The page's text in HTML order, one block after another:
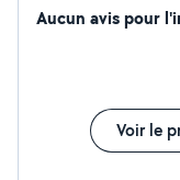
Aucun avis pour
Voir le